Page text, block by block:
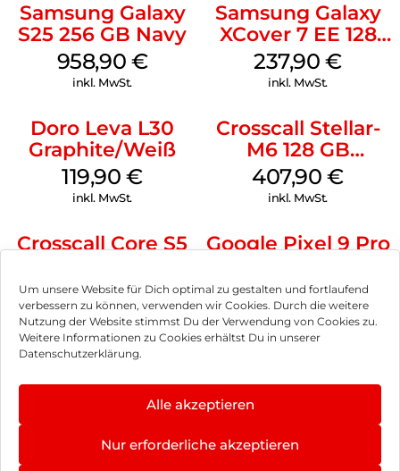
Um unsere Website für Dich optimal zu gestalten und fortlaufend
verbessern zu können, verwenden wir Cookies. Durch die weitere
Nutzung der Website stimmst Du der Verwendung von Cookies zu.
Weitere Informationen zu Cookies erhältst Du in unserer
Datenschutzerklärung.
Alle akzeptieren
Nur erforderliche akzeptieren
Samsung Galaxy
S25 256 GB Navy
958,90 €
inkl. MwSt.
Samsung Galaxy
XCover 7 EE 128
GB Black
237,90€
inkl. MwSt.
Doro Leva L30
Graphite/Weiß
119,90€
inkl. MwSt.
Crosscall Stellar-
M6 128 GB
Schwarz
407,90€
inkl. MwSt.
Crosscall Core S5
91,90€
inkl. MwSt.
Google Pixel 9 Pro
Obsidian
779,90€
inkl. MwSt.
Apple iPhone 16e
128 GB Schwarz
€
128 GB Blaugrün
900,90